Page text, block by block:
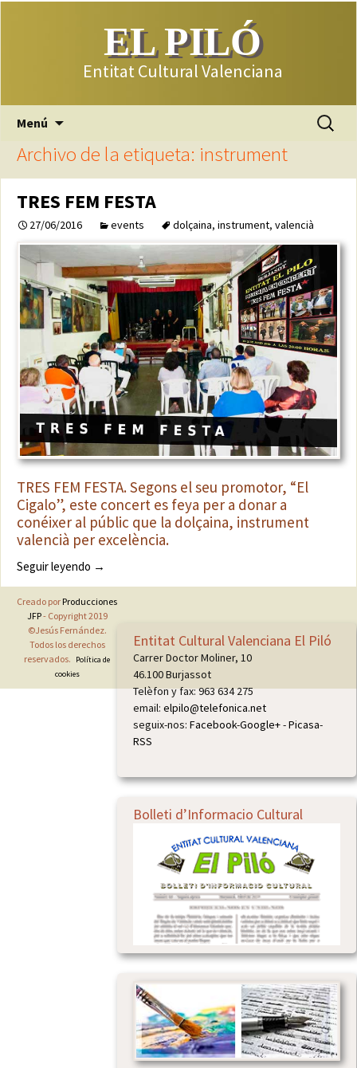
EL PILÓ
Entitat Cultural Valenciana
Menú
contenido
Buscar:
Archivo de la etiqueta: instrument
TRES FEM FESTA
27/06/2016 events dolçaina, instrument, valencià
TRES FEM FESTA. Segons el seu promotor, “El
Cigalo”, este concert es feya per a donar a
conéixer al públic que la dolçaina, instrument
valencià per excelència.
Seguir leyendo TRES FEM FESTA
→
Entitat Cultural Valenciana El Piló
Carrer Doctor Moliner, 10
46.100 Burjassot
Telèfon y fax: 963 634 275
email: elpilo@telefonica.net
seguix-nos: Facebook-Google+-Picasa-
RSS
Bolleti d’Informacio Cultural
Creado por Producciones
JFP- Copyright 2019
©Jesús Fernández.
Todos los derechos
reservados.
Política de
cookies